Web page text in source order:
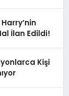
İlan Edildi!
Kişi